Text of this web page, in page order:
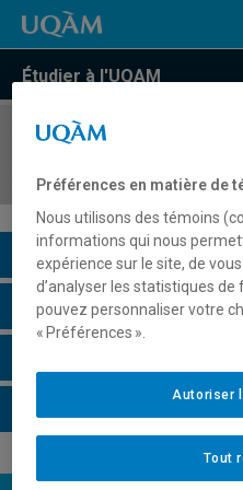
Étudier à l'UQAM
COURS//
Description du cours
Horaire - Été 2026
Préférences en matière de
Nous utilisons des témoins
informations qui nous
expérience sur le site, de
d’analyser les statistiques
pouvez personnaliser votre
« Préférences ».
Tout
Autoriser